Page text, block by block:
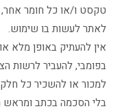
טקסט ו/או כל חומר
לאתר לעשות בו שימוש.
אין להעתיק באופן מלא
בפומבי, להעביר לרשות
למכור או להשכיר כל
בלי הסכמה בכתב ומראש